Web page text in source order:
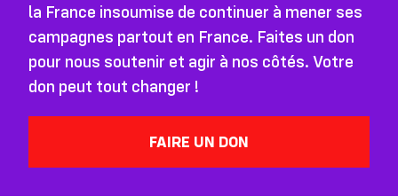
la France insoumise de continuer à mener ses
campagnes partout en France. Faites un don
pour nous soutenir et agir à nos côtés. Votre
don peut tout changer !
FAIRE UN DON